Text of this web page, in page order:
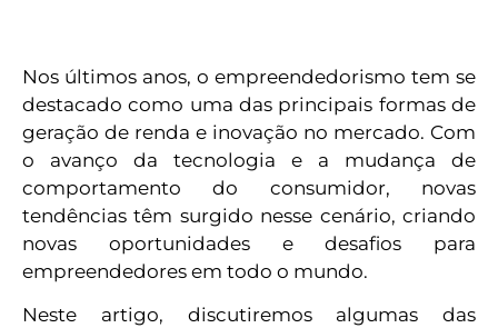
Nos últimos anos, o empreendedorismo tem se
destacado como uma das principais formas de
geração de renda e inovação no mercado. Com
o avanço da tecnologia e a mudança de
comportamento do consumidor, novas
tendências têm surgido nesse cenário, criando
novas oportunidades e desafios para
empreendedores em todo o mundo.
Neste artigo, discutiremos algumas das